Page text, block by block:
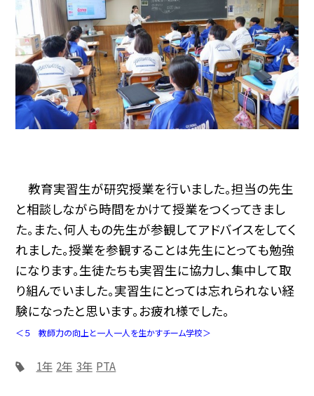
教育実習生が研究授業を行いました。担当の先生
と相談しながら時間をかけて授業をつくってきまし
た。また、何人もの先生が参観してアドバイスをしてく
れました。授業を参観することは先生にとっても勉強
になります。生徒たちも実習生に協力し、集中して取
り組んでいました。実習生にとっては忘れられない経
験になったと思います。お疲れ様でした。
＜５ 教師力の向上と一人一人を生かすチーム学校＞
1年 2年 3年 PTA